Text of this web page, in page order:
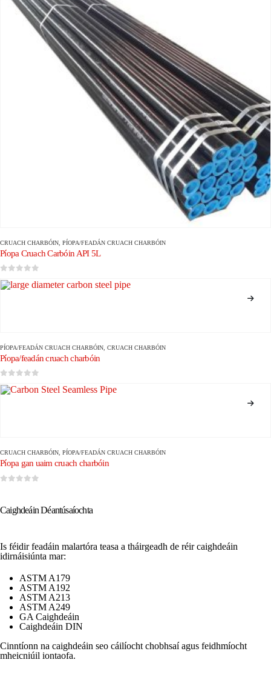
CRUACH CHARBÓIN PÍOPA/FEADÁN CRUACH CHARBÓIN
Píopa Cruach Carbóin API 5L
PÍOPA/FEADÁN CRUACH CHARBÓIN, CRUACH CHARBÓIN
Píopa/feadán cruach charbóin
CRUACH CHARBÓIN, PÍOPA/FEADÁN CRUACH CHARBÓIN
Píopa gan uaim cruach charbóin
Caighdeáin Déantúsaíochta
Is féidir feadáin malartóra teasa a tháirgeadh de réir caighdeáin
idirnáisiúnta mar:
ASTM A179
ASTM A192
ASTM A213
ASTM A249
GA Caighdeáin
Caighdeáin DIN
Cinntíonn na caighdeáin seo cáilíocht chobhsaí agus feidhmíocht
mheicniúil iontaofa.